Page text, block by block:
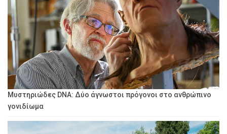
Μυστηριώδες DNA: Δύο άγνωστοι πρόγονοι στο ανθρώπινο
γονιδίωμα